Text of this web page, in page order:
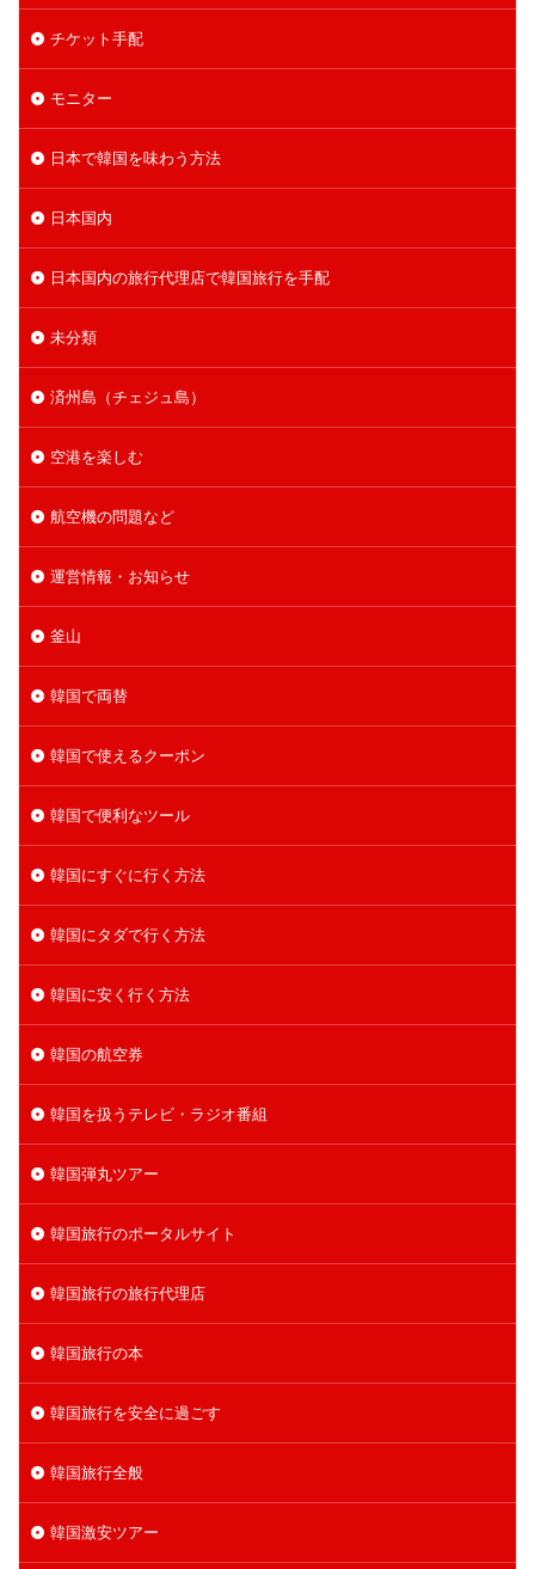
チケット手配
モニター
日本で韓国を味わう方法
日本国内
日本国内の旅行代理店で韓国旅行を手配
未分類
済州島（チェジュ島）
空港を楽しむ
航空機の問題など
運営情報・お知らせ
釜山
韓国で両替
韓国で使えるクーポン
韓国で便利なツール
韓国にすぐに行く方法
韓国にタダで行く方法
韓国に安く行く方法
韓国の航空券
韓国を扱うテレビ・ラジオ番組
韓国弾丸ツアー
韓国旅行のポータルサイト
韓国旅行の旅行代理店
韓国旅行の本
韓国旅行を安全に過ごす
韓国旅行全般
韓国激安ツアー